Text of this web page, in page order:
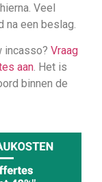
Veel
na een beslag.
incasso? Vraag
aan. Het is
binnen de